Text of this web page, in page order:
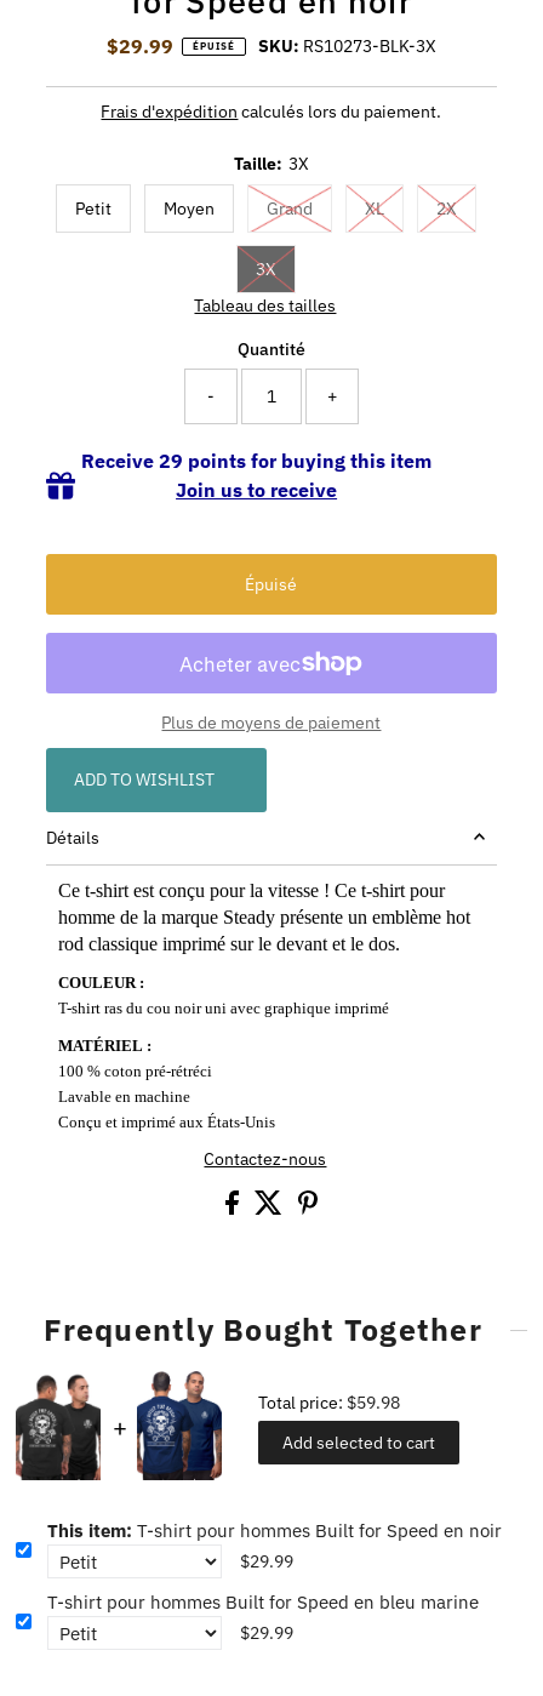
Prix ordinaire
$29.99 ÉPUISÉ SKU: RS10273-BLK-3X
Frais d'expédition calculés lors du paiement.
Taille: 3X
Petit Moyen Grand XL 2X
3X
Tableau des tailles
Quantité
- +
Receive 29 points for buying this item
Join us to receive
Plus de moyens de paiement
ADD TO WISHLIST
Détails
Ce t-shirt est conçu pour la vitesse ! Ce t-shirt pour
homme de la marque Steady présente un emblème hot
rod classique imprimé sur le devant et le dos.
COULEUR :
T-shirt ras du cou noir uni avec graphique imprimé
MATÉRIEL :
100 % coton pré-rétréci
Lavable en machine
Conçu et imprimé aux États-Unis
Contactez-nous
Frequently Bought Together
Total price: $59.98
Add selected to cart
This item:T-shirt pour hommes Built for Speed en noir
$29.99
T-shirt pour hommes Built for Speed en bleu marine
$29.99